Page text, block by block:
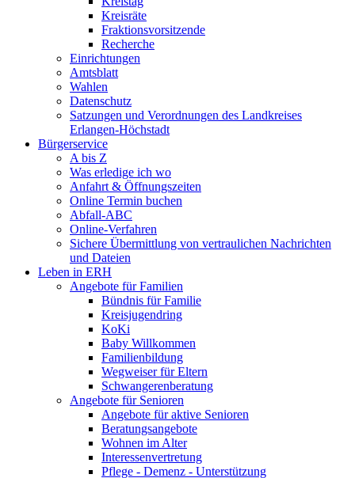
Kreisräte
Fraktionsvorsitzende
Recherche
Einrichtungen
Amtsblatt
Wahlen
Datenschutz
Satzungen und Verordnungen des Landkreises
Erlangen-Höchstadt
Bürgerservice
A bis Z
Was erledige ich wo
Anfahrt & Öffnungszeiten
Online Termin buchen
Abfall-ABC
Online-Verfahren
Sichere Übermittlung von vertraulichen Nachrichten
und Dateien
Leben in ERH
Angebote für Familien
Bündnis für Familie
Kreisjugendring
KoKi
Baby Willkommen
Familienbildung
Wegweiser für Eltern
Schwangerenberatung
Angebote für Senioren
Angebote für aktive Senioren
Beratungsangebote
Wohnen im Alter
Interessenvertretung
Pflege - Demenz - Unterstützung